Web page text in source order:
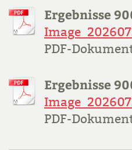
Ergebnisse
PDF-
Ergebnisse
PDF-